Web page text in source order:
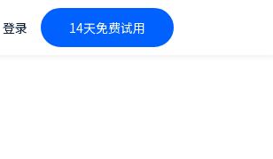
登录 14天免费试用